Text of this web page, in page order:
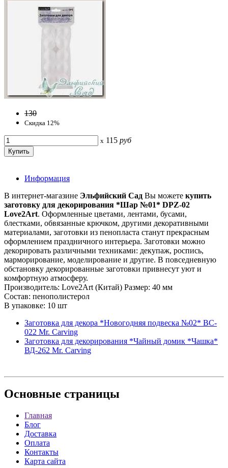
130
Скидка 12%
x 115 руб
Информация
В интернет-магазине Эльфийский Сад Вы можете купить
заготовку для декорирования *Шар №01* DPZ-02
Love2Art. Оформленные цветами, лентами, бусами,
блестками, обвязанные крючком, другими декоративными
материалами, заготовки из пенопласта станут прекрасным
оформлением праздничного интерьера. Заготовки можно
декорировать различными техниками: декупаж, роспись,
марморирование, моделирование и другие. В повседневную
обстановку декорированные заготовки привнесут уют и
комфортную атмосферу.
Производитель: Love2Art (Китай) Размер: 40 мм
Состав: пенополистерол
В упаковке: 10 шт
Заготовка для декора *Новогодняя подвеска №02* BC-
022 Mr. Carving
Заготовка для декорирования *Чайный домик *Чашка*
ВД-262 Mr. Carving
Основные страницы
Главная
Блог
Доставка
Оплата
Контакты
Карта сайта